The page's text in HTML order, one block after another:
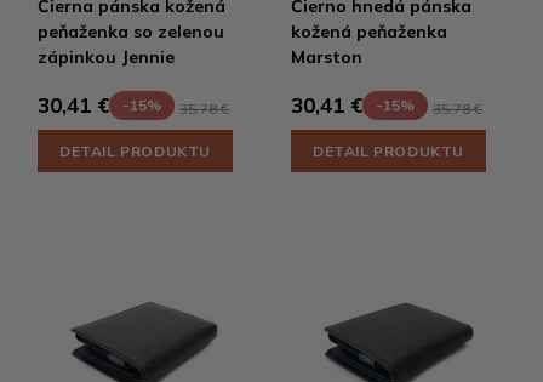
Čierna pánska kožená
peňaženka so zelenou
zápinkou Jennie
30,41 € -15% 35,78 €
DETAIL PRODUKTU
Čierno hnedá pánska
kožená peňaženka
Marston
30,41 € -15% 35,78 €
DETAIL PRODUKTU